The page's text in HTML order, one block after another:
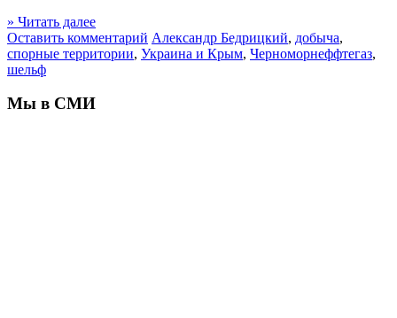
» Читать далее
Оставить комментарий Александр Бедрицкий, добыча,
спорные территории, Украина и Крым, Черноморнеффтегаз,
шельф
Мы в СМИ